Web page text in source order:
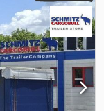
(L B H):
385/55 R22.5,
aksel: ,
(EBS),
Løftbart
oversigt over alle
du brug for